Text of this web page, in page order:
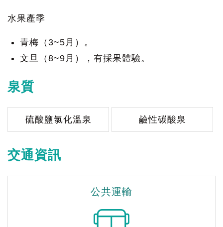
水果產季
青梅（3~5月）。
文旦（8~9月），有採果體驗。
泉質
硫酸鹽氯化溫泉 鹼性碳酸泉
交通資訊
公共運輸